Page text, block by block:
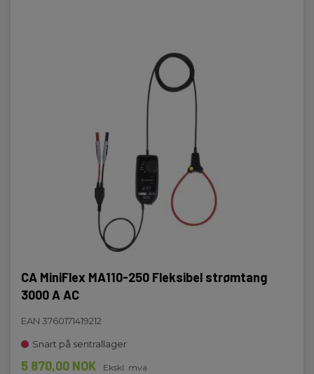
CA MiniFlex MA110-250 Fleksibel strømtang
3000 A AC
EAN 3760171419212
Snart på sentrallager
5 870,00 NOK Ekskl. mva